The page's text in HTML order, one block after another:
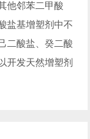
他邻苯二甲酸
盐基增塑剂中不
二酸盐、癸二酸
开发天然增塑剂